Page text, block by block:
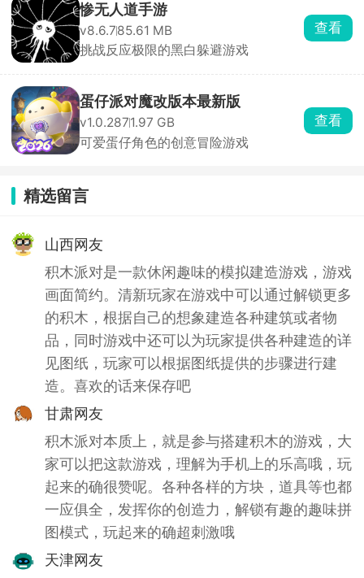
惨无人道手游
v8.6.785.61 MB
挑战反应极限的黑白躲避游戏
查看
蛋仔派对魔改版本最新版
v1.0.2871.97 GB
可爱蛋仔角色的创意冒险游戏
查看
精选留言
山西网友
积木派对是一款休闲趣味的模拟建造游戏，游戏
画面简约。清新玩家在游戏中可以通过解锁更多
的积木，根据自己的想象建造各种建筑或者物
品，同时游戏中还可以为玩家提供各种建造的详
见图纸，玩家可以根据图纸提供的步骤进行建
造。喜欢的话来保存吧
甘肃网友
积木派对本质上，就是参与搭建积木的游戏，大
家可以把这款游戏，理解为手机上的乐高哦，玩
起来的确很赞呢。各种各样的方块，道具等也都
一应俱全，发挥你的创造力，解锁有趣的趣味拼
图模式，玩起来的确超刺激哦
天津网友